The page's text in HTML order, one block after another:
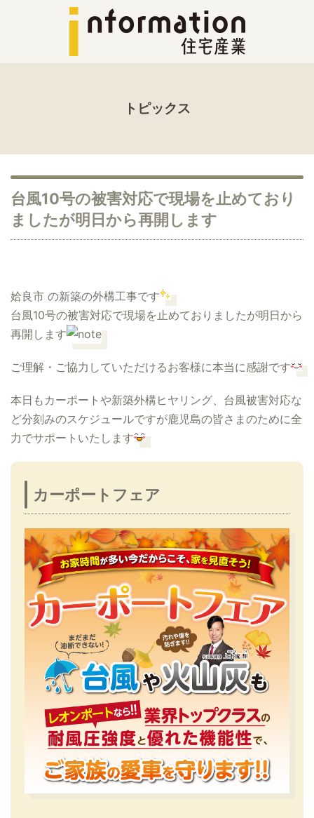
トピックス
台風10号の被害対応で現場を止めており
ましたが明日から再開します
姶良市 の新築の外構工事です
台風10号の被害対応で現場を止めておりましたが明日から
再開します
ご理解・ご協力していただけるお客様に本当に感謝です
本日もカーポートや新築外構ヒヤリング、台風被害対応な
ど分刻みのスケジュールですが鹿児島の皆さまのために全
力でサポートいたします
カーポートフェア